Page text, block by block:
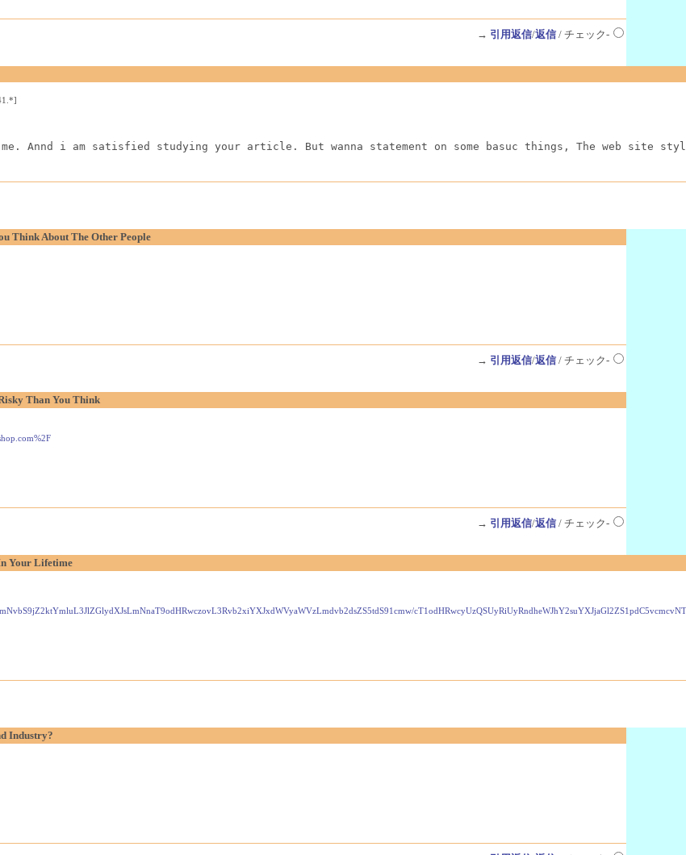
→ 引用返信/返信/ チェック-
Annd i am satisfied studying your article. But wanna statement on some basuc things, The web
Think About The Other People
→ 引用返信/返信/ チェック-
Than You Think
→ 引用返信/返信/ チェック-
Your Lifetime
Industry?